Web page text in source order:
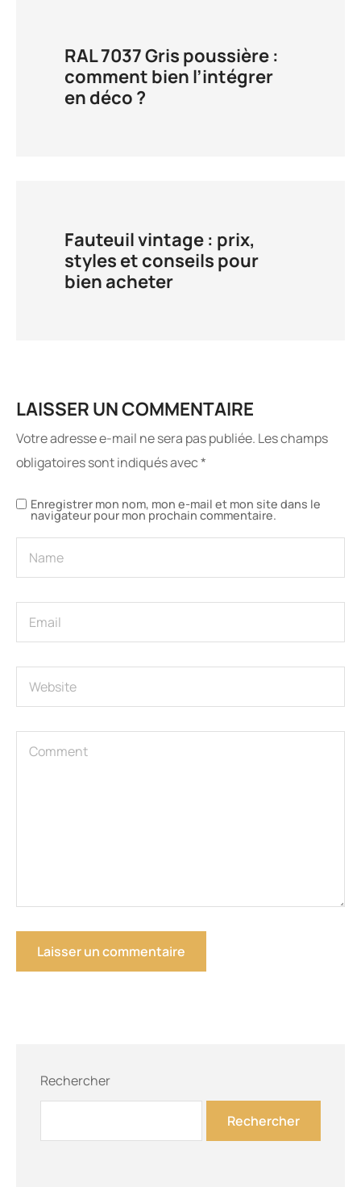
RAL 7037 Gris poussière :
comment bien l’intégrer
en déco ?
Fauteuil vintage : prix,
styles et conseils pour
bien acheter
LAISSER UN COMMENTAIRE
Votre adresse e-mail ne sera pas publiée. Les champs
obligatoires sont indiqués avec*
Enregistrer mon nom, mon e-mail et mon site dans le
navigateur pour mon prochain commentaire.
Rechercher
Rechercher